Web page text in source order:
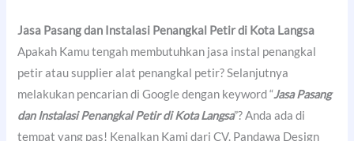
Jasa Pasang dan Instalasi Penangkal Petir di Kota Langsa
Apakah Kamu tengah membutuhkan jasa instal penangkal
petir atau supplier alat penangkal petir? Selanjutnya
melakukan pencarian di Google dengan keyword “Jasa Pasang
dan Instalasi Penangkal Petir di Kota Langsa”? Anda ada di
tempat yang pas! Kenalkan Kami dari CV. Pandawa Design